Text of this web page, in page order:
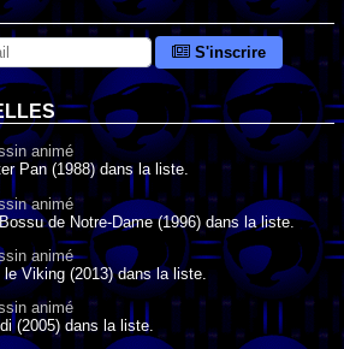
S'inscrire
animé
Pan (1988) dans la liste.
animé
de Notre-Dame (1996) dans la liste.
animé
Viking (2013) dans la liste.
animé
(2005) dans la liste.